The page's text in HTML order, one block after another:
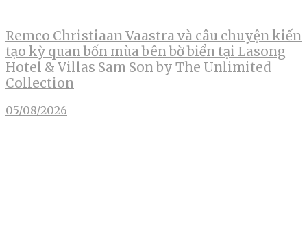
Remco Christiaan Vaastra và câu chuyện kiến
tạo kỳ quan bốn mùa bên bờ biển tại Lasong
Hotel & Villas Sam Son by The Unlimited
Collection
05/08/2026